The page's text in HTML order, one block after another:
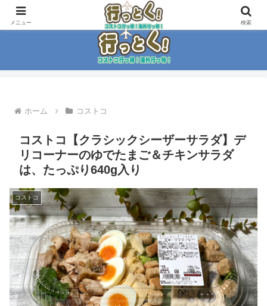
コストコ大好き家族がイチ押商品紹介！！
ホーム コストコ
コストコ【クラシックシーザーサラダ】デ
リコーナーのゆでたまご＆チキンサラダ
は、たっぷり640g入り
コストコ
メニュー 検索